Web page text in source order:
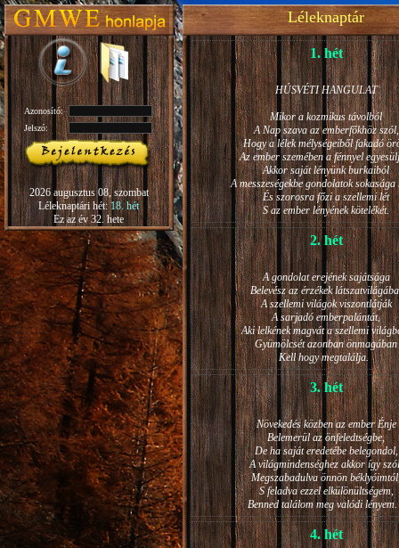
Azonosító:
Jelszó:
2026 augusztus 08, szombat
Léleknaptári hét:18. hét
Ez az év 32. hete
Léleknaptár
1. hét
HÚSVÉTI HANGULAT
Mikor a kozmikus távolból
A Nap szava az emberfőkhöz szól,
Hogy a lélek mélységeiből fakadó
Az ember szemében a fénnyel
Akkor saját lényünk burkaiból
A messzeségekbe gondolatok sokasága
És szorosra főzi a szellemi lét
S az ember lényének kötelékét.
2. hét
A gondolat erejének sajátsága
Belevész az érzékek
A szellemi világok viszontlátják
A sarjadó emberpalántát,
Aki lelkének magvát a szellemi
Gyümölcsét azonban önmagában
Kell hogy megtalálja.
3. hét
Növekedés közben az ember Énje
Belemerül az önfeledtségbe,
De ha saját eredetébe belegondol,
A világmindenséghez akkor így
Megszabadulva önnön
S feladva ezzel elkülönültségem,
Benned találom meg valódi
4. hét